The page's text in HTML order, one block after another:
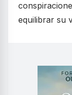
equilibrar su